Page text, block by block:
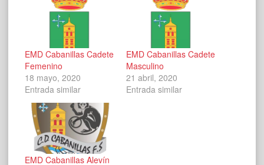
EMD Cabanillas Cadete
Femenino
18 mayo, 2020
Entrada similar
EMD Cabanillas Cadete
Masculino
21 abril, 2020
Entrada similar
EMD Cabanillas Alevín